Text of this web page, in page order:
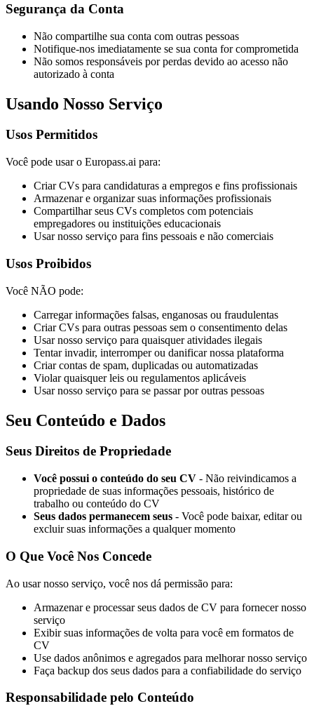
Segurança da Conta
Não compartilhe sua conta com outras pessoas
Notifique-nos imediatamente se sua conta for comprometida
Não somos responsáveis por perdas devido ao acesso não
autorizado à conta
Usando Nosso Serviço
Usos Permitidos
Você pode usar o Europass.ai para:
Criar CVs para candidaturas a empregos e fins profissionais
Armazenar e organizar suas informações profissionais
Compartilhar seus CVs completos com potenciais
empregadores ou instituições educacionais
Usar nosso serviço para fins pessoais e não comerciais
Usos Proibidos
Você NÃO pode:
Carregar informações falsas, enganosas ou fraudulentas
Criar CVs para outras pessoas sem o consentimento delas
Usar nosso serviço para quaisquer atividades ilegais
Tentar invadir, interromper ou danificar nossa plataforma
Criar contas de spam, duplicadas ou automatizadas
Violar quaisquer leis ou regulamentos aplicáveis
Usar nosso serviço para se passar por outras pessoas
Seu Conteúdo e Dados
Seus Direitos de Propriedade
Você possui o conteúdo do seu CV - Não reivindicamos a
propriedade de suas informações pessoais, histórico de
trabalho ou conteúdo do CV
Seus dados permanecem seus - Você pode baixar, editar ou
excluir suas informações a qualquer momento
O Que Você Nos Concede
Ao usar nosso serviço, você nos dá permissão para:
Armazenar e processar seus dados de CV para fornecer nosso
serviço
Exibir suas informações de volta para você em formatos de
CV
Use dados anônimos e agregados para melhorar nosso serviço
Faça backup dos seus dados para a confiabilidade do serviço
Responsabilidade pelo Conteúdo